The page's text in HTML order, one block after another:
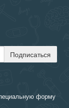
форму